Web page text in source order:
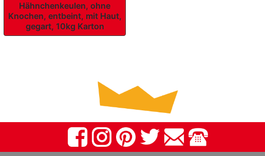
Hähnchenkeulen, ohne
Knochen, entbeint, mit Haut,
gegart, 10kg Karton